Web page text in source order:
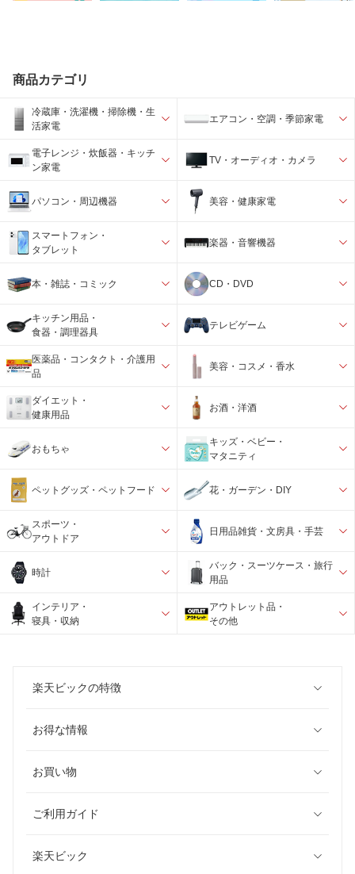
商品カテゴリ
冷蔵庫・洗濯機・掃除機・生
活家電
エアコン・空調・季節家電
電子レンジ・炊飯器・キッチ
ン家電
TV・オーディオ・カメラ
パソコン・周辺機器 美容・健康家電
スマートフォン・
タブレット
楽器・音響機器
本・雑誌・コミック CD・DVD
キッチン用品・
食器・調理器具
テレビゲーム
医薬品・コンタクト・介護用
品
美容・コスメ・香水
ダイエット・
健康用品
お酒・洋酒
おもちゃ
キッズ・ベビー・
マタニティ
ペットグッズ・ペットフード 花・ガーデン・DIY
スポーツ・
アウトドア
日用品雑貨・文房具・手芸
時計
バック・スーツケース・旅行
用品
インテリア・
寝具・収納
アウトレット品・
その他
楽天ビックの特徴
お得な情報
お買い物
ご利用ガイド
楽天ビック